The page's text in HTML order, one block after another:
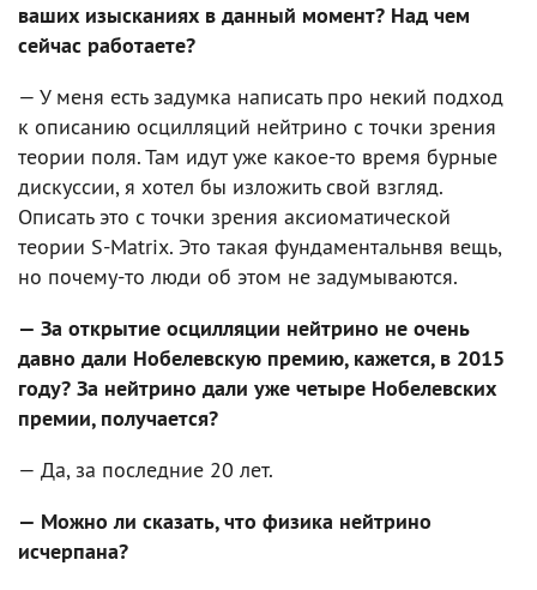
ваших изысканиях в данный момент? Над чем
сейчас работаете?
— У меня есть задумка написать про некий подход
к описанию осцилляций нейтрино с точки зрения
теории поля. Там идут уже какое-то время бурные
дискуссии, я хотел бы изложить свой взгляд.
Описать это с точки зрения аксиоматической
теории S-Matrix. Это такая фундаментальнвя вещь,
но почему-то люди об этом не задумываются.
— За открытие осцилляции нейтрино не очень
давно дали Нобелевскую премию, кажется, в 2015
году? За нейтрино дали уже четыре Нобелевских
премии, получается?
— Да, за последние 20 лет.
— Можно ли сказать, что физика нейтрино
исчерпана?